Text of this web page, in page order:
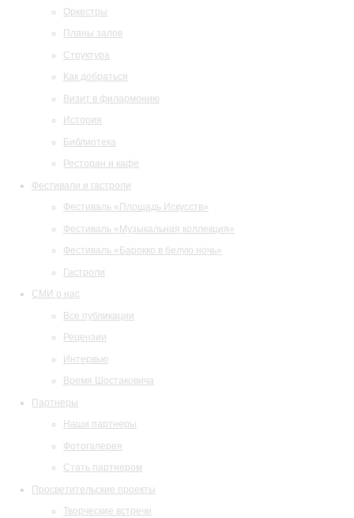
Оркестры
Планы залов
Структура
Как добраться
Визит в филармонию
История
Библиотека
Ресторан и кафе
Фестивали и гастроли
Фестиваль «Площадь Искусств»
Фестиваль «Музыкальная коллекция»
Фестиваль «Барокко в белую ночь»
Гастроли
СМИ о нас
Все публикации
Рецензии
Интервью
Время Шостаковича
Партнеры
Наши партнеры
Фотогалерея
Стать партнером
Просветительские проекты
Творческие встречи